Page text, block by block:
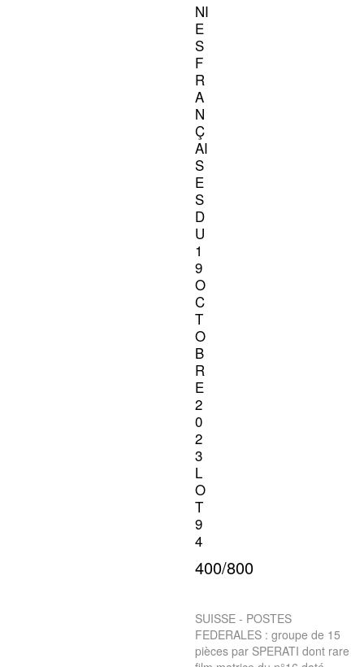
NI
E
S
F
R
A
N
Ç
AI
S
E
S
D
U
1
9
O
C
T
O
B
R
E
2
0
2
3
L
O
T
9
4
400/800
SUISSE - POSTES
FEDERALES : groupe de 15
pièces par SPERATI dont rare